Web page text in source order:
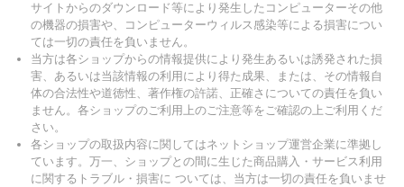
サイトからのダウンロード等により発生したコンピューターその他
の機器の損害や、コンピューターウィルス感染等による損害につい
ては一切の責任を負いません。
当方は各ショップからの情報提供により発生あるいは誘発された損
害、あるいは当該情報の利用により得た成果、または、その情報自
体の合法性や道徳性、著作権の許諾、正確さについての責任を負い
ません。各ショップのご利用上のご注意等をご確認の上ご利用くだ
さい。
各ショップの取扱内容に関してはネットショップ運営企業に準拠し
ています。万一、ショップとの間に生じた商品購入・サービス利用
に関するトラブル・損害に ついては、当方は一切の責任を負いませ